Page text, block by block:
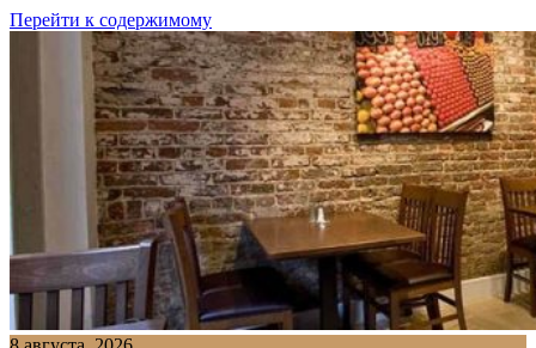
Перейти к содержимому